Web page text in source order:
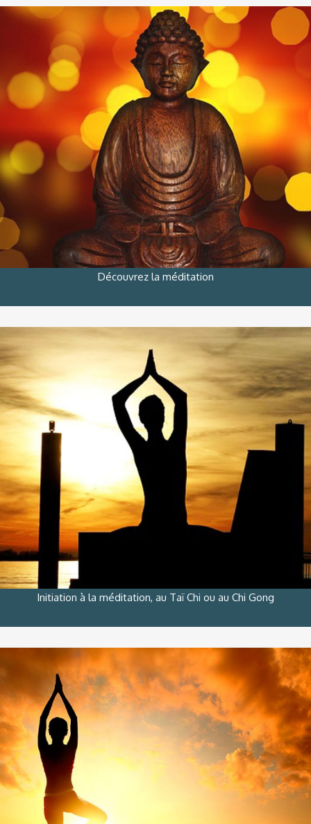
Découvrez la méditation
Initiation à la méditation, au Taï Chi ou au Chi Gong